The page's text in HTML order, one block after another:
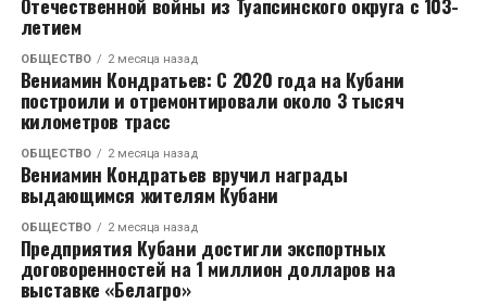
летием
ОБЩЕСТВО 2 месяца назад
Вениамин Кондратьев: С 2020 года на Кубани
построили и отремонтировали около 3 тысяч
километров трасс
ОБЩЕСТВО 2 месяца назад
Вениамин Кондратьев вручил награды
выдающимся жителям Кубани
ОБЩЕСТВО 2 месяца назад
Предприятия Кубани достигли экспортных
договоренностей на 1 миллион долларов на
выставке «Белагро»